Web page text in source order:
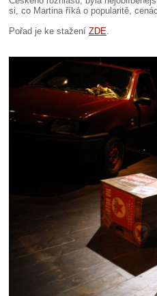
si, co Martina říká o popularitě,
Pořad je ke stažení ZDE.